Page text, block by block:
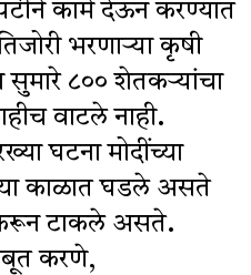
कामे देऊन करण्यात
भरणाऱ्या कृषी
सुमारे ८०० शेतकऱ्यांचा
वाटले नाही.
घटना मोदींच्या
काळात घडले असते
टाकले असते.
करणे,